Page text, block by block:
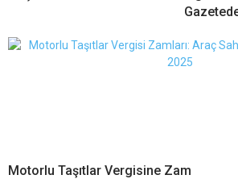
Motorlu Taşıtlar Vergisine Zam